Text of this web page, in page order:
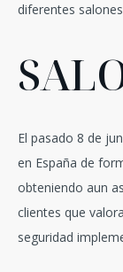
diferentes
El pasado 8 de
en España de
obteniendo aun
clientes que
seguridad